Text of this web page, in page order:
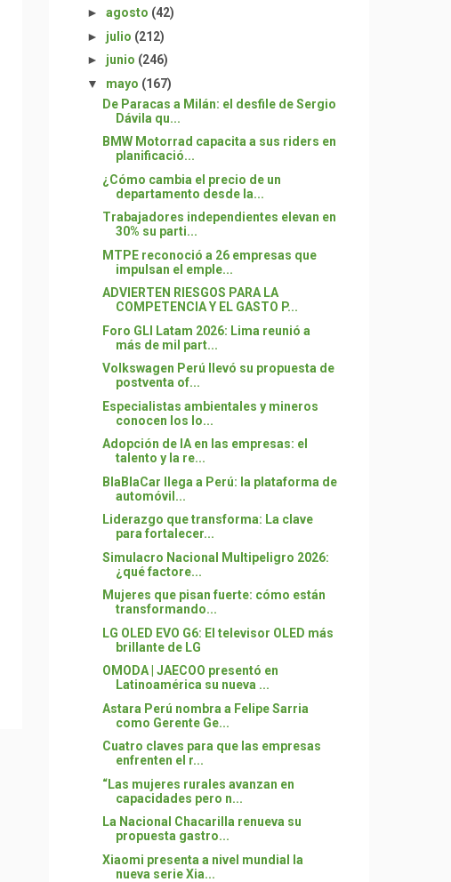
► agosto (42)
► julio (212)
► junio (246)
▼ mayo (167)
De Paracas a Milán: el desfile de Sergio
Dávila qu...
BMW Motorrad capacita a sus riders en
planificació...
¿Cómo cambia el precio de un
departamento desde la...
Trabajadores independientes elevan en
30% su parti...
MTPE reconoció a 26 empresas que
impulsan el emple...
ADVIERTEN RIESGOS PARA LA
COMPETENCIA Y EL GASTO P...
Foro GLI Latam 2026: Lima reunió a
más de mil part...
Volkswagen Perú llevó su propuesta de
postventa of...
Especialistas ambientales y mineros
conocen los lo...
Adopción de IA en las empresas: el
talento y la re...
BlaBlaCar llega a Perú: la plataforma de
automóvil...
Liderazgo que transforma: La clave
para fortalecer...
Simulacro Nacional Multipeligro 2026:
¿qué factore...
Mujeres que pisan fuerte: cómo están
transformando...
LG OLED EVO G6: El televisor OLED más
brillante de LG
OMODA | JAECOO presentó en
Latinoamérica su nueva ...
Astara Perú nombra a Felipe Sarria
como Gerente Ge...
Cuatro claves para que las empresas
enfrenten el r...
“Las mujeres rurales avanzan en
capacidades pero n...
La Nacional Chacarilla renueva su
propuesta gastro...
Xiaomi presenta a nivel mundial la
nueva serie Xia...